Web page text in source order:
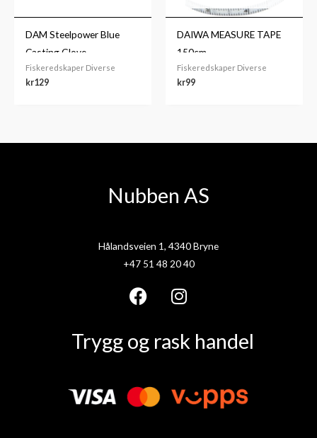
DAM Steelpower Blue
Casting Glove
Fiskeredskaper Diverse
kr129
DAIWA MEASURE TAPE
150cm
Fiskeredskaper Diverse
kr99
Nubben AS
Hålandsveien 1, 4340 Bryne
+47 51 48 20 40
F
c
b
o
I
n
s
g
Trygg og rask handel